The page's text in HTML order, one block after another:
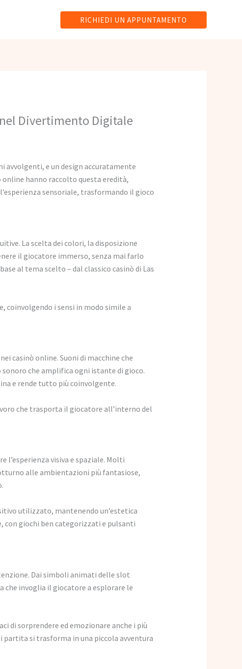
RICHIEDI UN APPUNTAMENTO
Divertimento Digitale
avvolgenti, e un design accuratamente
hanno raccolto questa eredità,
sensoriale, trasformando il gioco
La scelta dei colori, la disposizione
il giocatore immerso, senza mai farlo
al tema scelto – dal classico casinò di Las
coinvolgendo i sensi in modo simile a
casinò online. Suoni di macchine che
che amplifica ogni istante di gioco.
e rende tutto più coinvolgente.
che trasporta il giocatore all’interno del
l’esperienza visiva e spaziale. Molti
alle ambientazioni più fantasiose,
utilizzato, mantenendo un’estetica
con giochi ben categorizzati e pulsanti
Dai simboli animati delle slot
invoglia il giocatore a esplorare le
di sorprendere ed emozionare anche i più
partita si trasforma in una piccola avventura